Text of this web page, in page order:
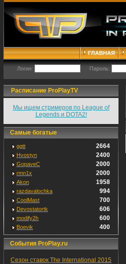
ГЛАВНАЯ
Логин: Пароль:
Расписание ProPlayTV
Мы ищем стримеров по League of
Legends и DOTA2!
Самые богатые
ggtt 2664
Hvostyn 2400
GopaveC 2000
rmn1x 2000
Akon 1958
razdavalochka 994
CoolMast 700
Devostatortk 606
modify2h 600
Boevik 400
События ProPlay.ru
Сезон ставок The International 2015